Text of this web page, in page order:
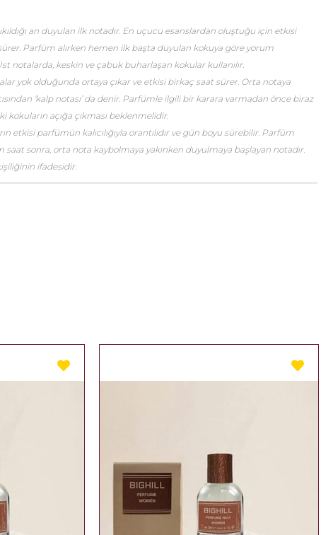
an duyulan ilk notadır. En uçucu esanslardan oluştuğu için etkisi
Parfüm alırken hemen ilk başta duyulan kokuya göre yorum
notalarda, keskin ve çabuk buharlaşan kokular kullanılır.
yok olduğunda ortaya çıkar ve etkisi birkaç saat sürer. Orta notaya
‘kalp notası’ da denir. Parfümle ilgili bir karara varmadan önce biraz
kokuların açığa çıkması beklenmelidir.
etkisi parfümün kalıcılığıyla orantılıdır ve gün boyu sürebilir. Parfüm
saat sonra, orta nota kaybolmaya yakınken duyulmaya başlayan notadır.
ifadesidir.